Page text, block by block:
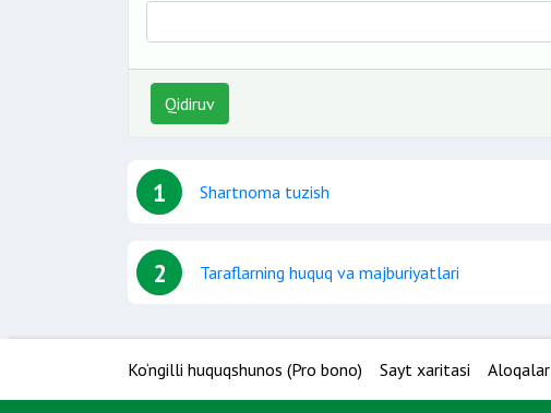
Qidiruv
1 Shartnoma tuzish
2 Taraflarning huquq va majburiyatlari
Ko‘ngilli huquqshunos (Pro bono) Sayt xaritasi Aloqalar